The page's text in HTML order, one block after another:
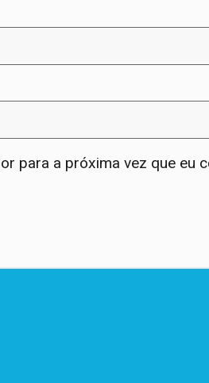
para a próxima vez que eu